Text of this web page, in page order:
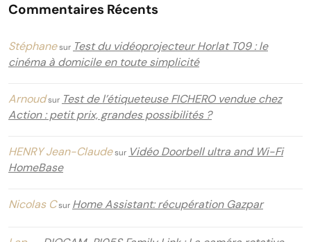
Commentaires Récents
Stéphanesur Test du vidéoprojecteur Horlat T09 : le
cinéma à domicile en toute simplicité
Arnoudsur Test de l’étiqueteuse FICHERO vendue chez
Action : petit prix, grandes possibilités ?
HENRY Jean-Claudesur Vidéo Doorbell ultra and Wi-Fi
HomeBase
Nicolas Csur Home Assistant: récupération Gazpar